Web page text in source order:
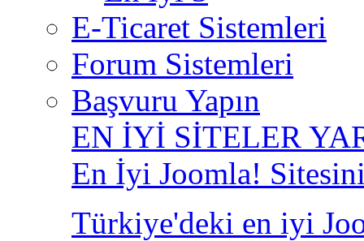
E-Ticaret Sistemleri
Forum Sistemleri
Başvuru Yapın
EN İYİ SİTELER
En İyi Joomla!
Türkiye'deki en iyi